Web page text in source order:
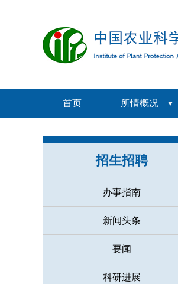
首页 所情概况
招生招聘
办事指南
新闻头条
要闻
科研进展